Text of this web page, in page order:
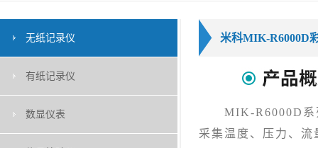
无纸记录仪
有纸记录仪
数显仪表
米科MIK-R6000D
MIK-R6000D系列
采集温度、压力、